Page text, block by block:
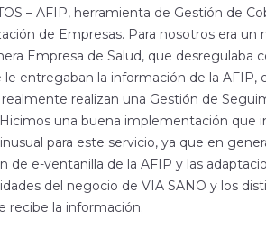
– AFIP, herramienta de Gestión de
de Empresas. Para nosotros era un
Empresa de Salud, que desregulaba
le entregaban la información de la AFIP,
realizan una Gestión de
una buena implementación que
para este servicio, ya que en
de e-ventanilla de la AFIP y las
del negocio de VIA SANO y los
recibe la información.